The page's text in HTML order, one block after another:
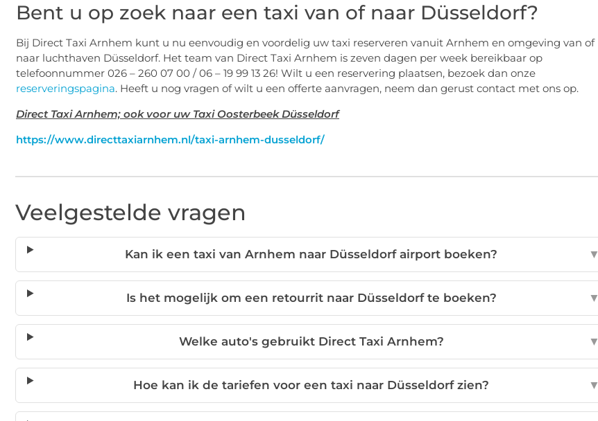
Bent u op zoek naar een taxi van of naar Düsseldorf?
Bij Direct Taxi Arnhem kunt u nu eenvoudig en voordelig uw taxi reserveren vanuit Arnhem en omgeving van of
naar luchthaven Düsseldorf. Het team van Direct Taxi Arnhem is zeven dagen per week bereikbaar op
telefoonnummer 026 – 260 07 00 / 06 – 19 99 13 26! Wilt u een reservering plaatsen, bezoek dan onze
reserveringspagina. Heeft u nog vragen of wilt u een offerte aanvragen, neem dan gerust contact met ons op.
Direct Taxi Arnhem; ook voor uw Taxi Oosterbeek Düsseldorf
https://www.directtaxiarnhem.nl/taxi-arnhem-dusseldorf/
Veelgestelde vragen
Kan ik een taxi van Arnhem naar Düsseldorf airport boeken? ▼
Is het mogelijk om een retourrit naar Düsseldorf te boeken? ▼
Welke auto's gebruikt Direct Taxi Arnhem? ▼
Hoe kan ik de tariefen voor een taxi naar Düsseldorf zien? ▼